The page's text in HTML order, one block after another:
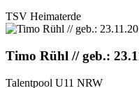
TSV Heimaterde
Timo Rühl // geb.:
Talentpool U11 NRW